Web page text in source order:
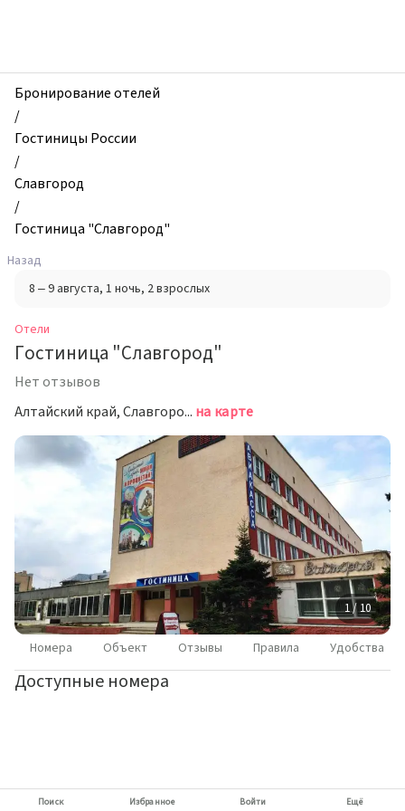
Гостиница
"Славгород",
Славгород,
Россия
Бронирование отелей
/
Гостиницы России
/
Славгород
/
Гостиница "Славгород"
Назад
8 – 9 августа, 1 ночь, 2 взрослых
Отели
Гостиница "Славгород"
Нет отзывов
Алтайский край, Славгород, улица Ленина, 154 на карте
1 / 10
Номера Объект Отзывы Правила Удобства
Доступные номера
Поиск Избранное Войти Ещё